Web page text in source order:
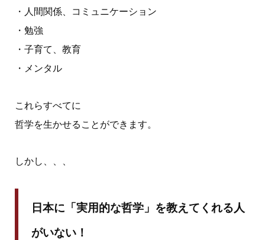
・人間関係、コミュニケーション
・勉強
・子育て、教育
・メンタル
これらすべてに
哲学を生かせることができます。
しかし、、、
日本に「実用的な哲学」を教えてくれる人
がいない！